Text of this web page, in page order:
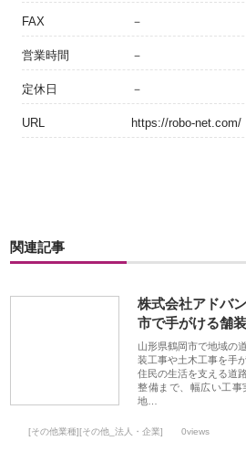
FAX －
営業時間 －
定休日 －
URL https://robo-net.com/
関連記事
株式会社アドバ
市で手がける舗
山形県鶴岡市で地域の
装工事や土木工事を手
住民の生活を支える道
整備まで、幅広い工事
地…
[その他業種][その他_法人・企業] 0views